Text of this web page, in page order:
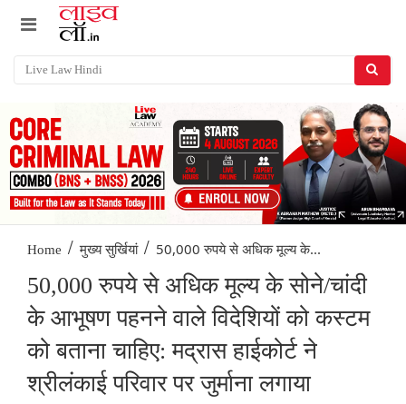
Home / मुख्य सुर्खियां / 50,000 रुपये से अधिक मूल्य के...
50,000 रुपये से अधिक मूल्य के सोने/चांदी
के आभूषण पहनने वाले विदेशियों को कस्टम
को बताना चाहिए: मद्रास हाईकोर्ट ने
श्रीलंकाई परिवार पर जुर्माना लगाया